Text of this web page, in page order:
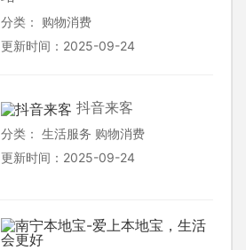
分类： 购物消费
更新时间：2025-09-24
抖音来客
分类： 生活服务 购物消费
更新时间：2025-09-24